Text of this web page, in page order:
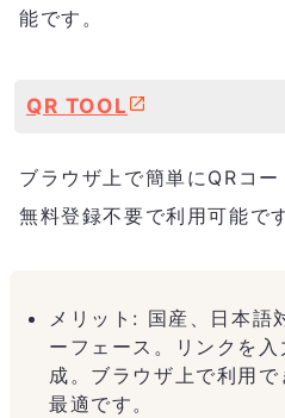
能です。
QR TOOL
ブラウザ上で簡単にQRコー
無料登録不要で利用可能です
メリット: 国産、日本語
ーフェース。リンクを
成。ブラウザ上で利用
最適です。